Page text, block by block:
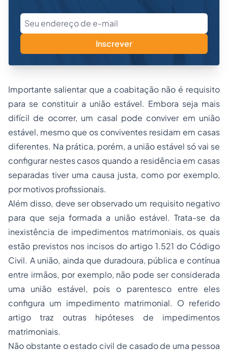
Inscrever
Importante salientar que a coabitação não é requisito
para se constituir a união estável. Embora seja mais
difícil de ocorrer, um casal pode conviver em união
estável, mesmo que os conviventes residam em casas
diferentes. Na prática, porém, a união estável só vai se
configurar nestes casos quando a residência em casas
separadas tiver uma causa justa, como por exemplo,
por motivos profissionais.
Além disso, deve ser observado um requisito negativo
para que seja formada a união estável. Trata-se da
inexistência de impedimentos matrimoniais, os quais
estão previstos nos incisos do artigo 1.521 do Código
Civil. A união, ainda que duradoura, pública e contínua
entre irmãos, por exemplo, não pode ser considerada
uma união estável, pois o parentesco entre eles
configura um impedimento matrimonial. O referido
artigo traz outras hipóteses de impedimentos
matrimoniais.
Não obstante o estado civil de casado de uma pessoa